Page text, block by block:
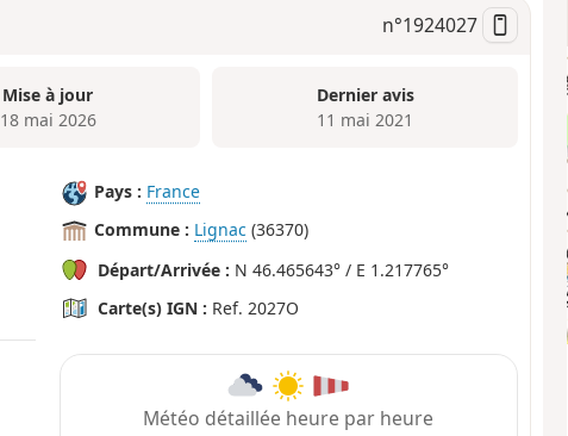
n°1924027
Mise à jour
18 mai 2026
Dernier avis
11 mai 2021
Pays : France
Commune : Lignac (36370)
Départ/Arrivée : N 46.465643° / E 1.217765°
Carte(s) IGN : Ref. 2027O
Météo détaillée heure par heure